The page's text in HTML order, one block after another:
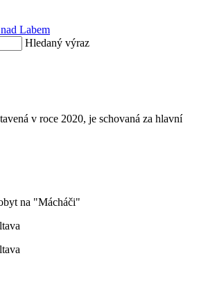
Labem
Hledaný výraz
v roce 2020, je schovaná za hlavní
na "Mácháči"